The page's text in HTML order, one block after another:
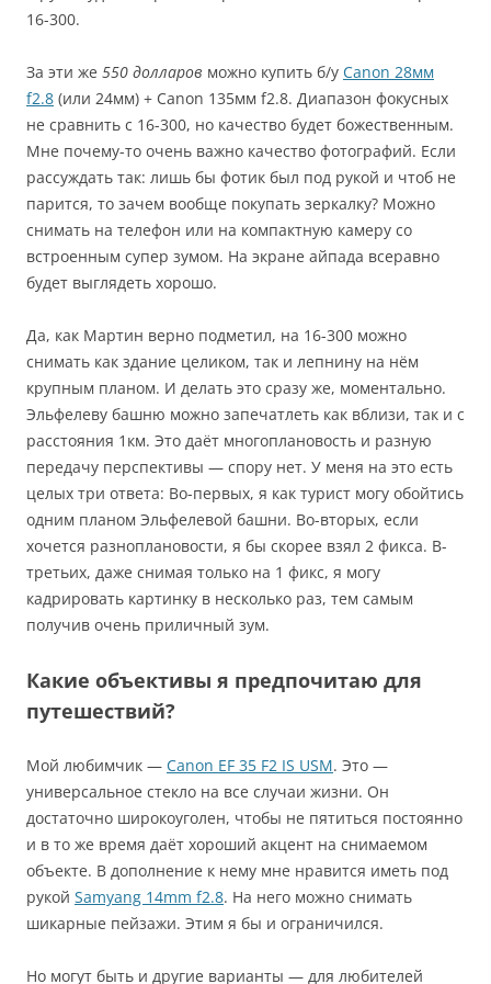
16-300.
За эти же 550 долларов можно купить б/у Canon 28мм
f2.8 (или 24мм) + Canon 135мм f2.8. Диапазон фокусных
не сравнить с 16-300, но качество будет божественным.
Мне почему-то очень важно качество фотографий. Если
рассуждать так: лишь бы фотик был под рукой и чтоб не
парится, то зачем вообще покупать зеркалку? Можно
снимать на телефон или на компактную камеру со
встроенным супер зумом. На экране айпада всеравно
будет выглядеть хорошо.
Да, как Мартин верно подметил, на 16-300 можно
снимать как здание целиком, так и лепнину на нём
крупным планом. И делать это сразу же, моментально.
Эльфелеву башню можно запечатлеть как вблизи, так и с
расстояния 1км. Это даёт многоплановость и разную
передачу перспективы — спору нет. У меня на это есть
целых три ответа: Во-первых, я как турист могу обойтись
одним планом Эльфелевой башни. Во-вторых, если
хочется разноплановости, я бы скорее взял 2 фикса. В-
третьих, даже снимая только на 1 фикс, я могу
кадрировать картинку в несколько раз, тем самым
получив очень приличный зум.
Какие объективы я предпочитаю для
путешествий?
Мой любимчик — Canon EF 35 F2 IS USM. Это —
универсальное стекло на все случаи жизни. Он
достаточно широкоуголен, чтобы не пятиться постоянно
и в то же время даёт хороший акцент на снимаемом
объекте. В дополнение к нему мне нравится иметь под
рукой Samyang 14mm f2.8. На него можно снимать
шикарные пейзажи. Этим я бы и ограничился.
Но могут быть и другие варианты — для любителей